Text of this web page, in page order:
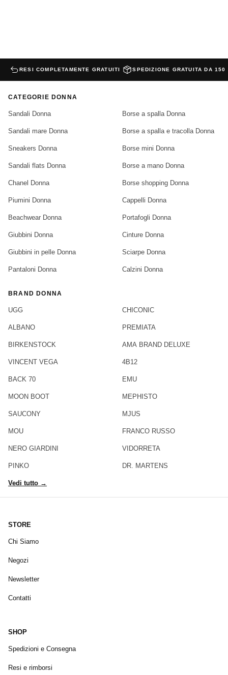
RESI COMPLETAMENTE GRATUITI SPEDIZIONE GRATUITA DA 150
CATEGORIE DONNA
Sandali Donna
Sandali mare Donna
Sneakers Donna
Sandali flats Donna
Chanel Donna
Piumini Donna
Beachwear Donna
Giubbini Donna
Giubbini in pelle Donna
Pantaloni Donna
Borse a spalla Donna
Borse a spalla e tracolla Donna
Borse mini Donna
Borse a mano Donna
Borse shopping Donna
Cappelli Donna
Portafogli Donna
Cinture Donna
Sciarpe Donna
Calzini Donna
BRAND DONNA
UGG
ALBANO
BIRKENSTOCK
VINCENT VEGA
BACK 70
MOON BOOT
SAUCONY
MOU
NERO GIARDINI
PINKO
CHICONIC
PREMIATA
AMA BRAND DELUXE
4B12
EMU
MEPHISTO
MJUS
FRANCO RUSSO
VIDORRETA
DR. MARTENS
Vedi tutto →
STORE
Chi Siamo
Negozi
Newsletter
Contatti
SHOP
Spedizioni e Consegna
Resi e rimborsi